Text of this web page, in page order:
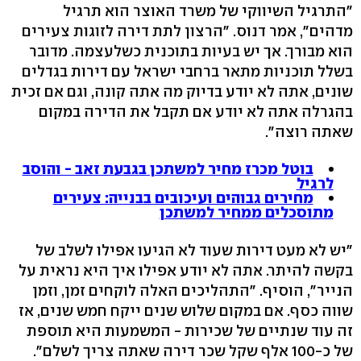
"התרגיל השיווקי של משרד האוצר הוא תרגיל
מדהים", אמר דנוס. "הרצון לתת דירה לזוגות צעירים
הוא מבורך. אך יש בעיות בתוכנית כשלעצמה. מדובר
בשלל תוכניות מתאר ברחבי ישראל עם דירות בגדלים
שונים, אתה לא יודע בדיוק מה אתה קונה, וגם אם זכית
בהגרלה אתה לא יודע אם תקבל את הדירה במקום
שאתה רוצה".
בוטל מכרז מחיר למשתכן בגבעת זאב - והוסב
לרגיל
מחירים גבוהים ועיכובים בבנייה: צעירים
מתוסכלים ממחיר למשתכן
"יש לא מעט דירות שעוד לא הגיעו אפילו לשלב של
בקשה להיתר. אתה לא יודע אפילו איך היא נראית על
הנייר", הוסיף. "התהליכים האלה לוקחים זמן, וזמן
שווה כסף. אם במקום שלוש שנים ייקח חמש שנים, אז
זה עוד שנתיים של שכירות - המשמעות היא תוספת
של כ-100 אלף שקל שכר דירה שאתה צריך לשלם".